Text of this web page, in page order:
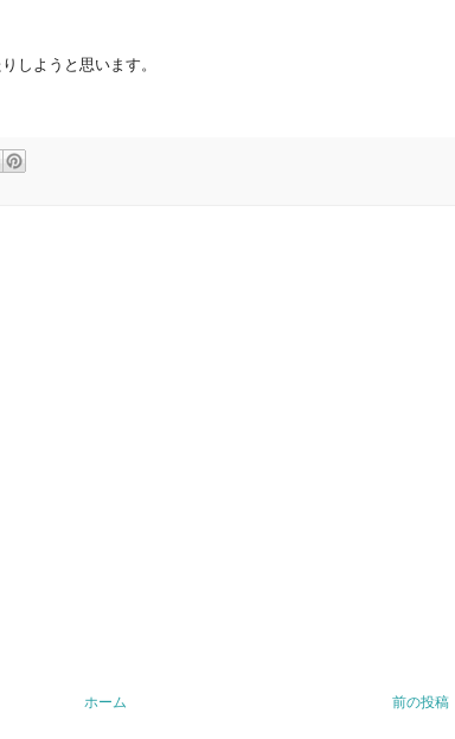
しようと思います。
前の投稿
ホーム